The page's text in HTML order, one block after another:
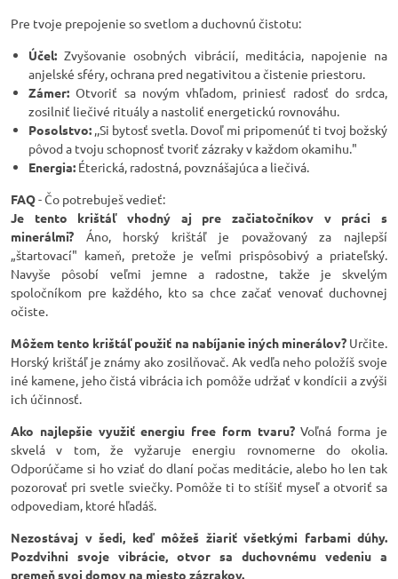
Pre tvoje prepojenie so svetlom a duchovnú čistotu:
Účel: Zvyšovanie osobných vibrácií, meditácia, napojenie na
anjelské sféry, ochrana pred negativitou a čistenie priestoru.
Zámer: Otvoriť sa novým vhľadom, priniesť radosť do srdca,
zosilniť liečivé rituály a nastoliť energetickú rovnováhu.
Posolstvo: ,,Si bytosť svetla. Dovoľ mi pripomenúť ti tvoj božský
pôvod a tvoju schopnosť tvoriť zázraky v každom okamihu."
Energia: Éterická, radostná, povznášajúca a liečivá.
FAQ- Čo potrebuješ vedieť:
Je tento krištáľ vhodný aj pre začiatočníkov v práci s
minerálmi? Áno, horský krištáľ je považovaný za najlepší
„štartovací" kameň, pretože je veľmi prispôsobivý a priateľský.
Navyše pôsobí veľmi jemne a radostne, takže je skvelým
spoločníkom pre každého, kto sa chce začať venovať duchovnej
očiste.
Môžem tento krištáľ použiť na nabíjanie iných minerálov? Určite.
Horský krištáľ je známy ako zosilňovač. Ak vedľa neho položíš svoje
iné kamene, jeho čistá vibrácia ich pomôže udržať v kondícii a zvýši
ich účinnosť.
Ako najlepšie využiť energiu free form tvaru?Voľná forma je
skvelá v tom, že vyžaruje energiu rovnomerne do okolia.
Odporúčame si ho vziať do dlaní počas meditácie, alebo ho len tak
pozorovať pri svetle sviečky. Pomôže ti to stíšiť myseľ a otvoriť sa
odpovediam, ktoré hľadáš.
Nezostávaj v šedi, keď môžeš žiariť všetkými farbami dúhy.
Pozdvihni svoje vibrácie, otvor sa duchovnému vedeniu a
premeň svoj domov na miesto zázrakov.